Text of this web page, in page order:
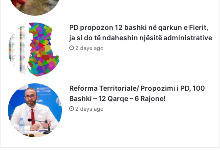
PD propozon 12 bashki në qarkun e Fierit,
ja si do të ndaheshin njësitë administrative
2 days ago
Reforma Territoriale/ Propozimi i PD, 100
Bashki – 12 Qarqe – 6 Rajone!
2 days ago